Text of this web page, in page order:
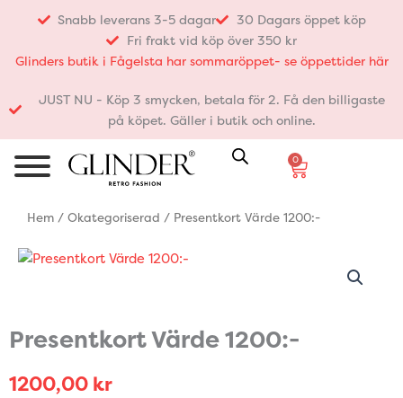
innehåll
Snabb leverans 3-5 dagar
30 Dagars öppet köp
Fri frakt vid köp över 350 kr
Glinders butik i Fågelsta har sommaröppet- se öppettider här
JUST NU - Köp 3 smycken, betala för 2. Få den billigaste
på köpet. Gäller i butik och online.
0
Varukorg
Hem / Okategoriserad / Presentkort Värde 1200:-
Presentkort Värde 1200:-
1200,00 kr